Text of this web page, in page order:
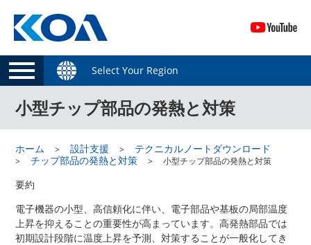
Select Your Region
小型チップ部品の発熱と対策
ホーム 設計支援
テクニカルノートダウンロード
チップ部品の発熱と対策
小型チップ部品の発熱と対策
要約
電子機器の小型、高信頼化に伴い、電子部品や基板の局部温度
上昇を抑えることの重要性が高まっています。高発熱部品では
初期設計段階に温度上昇を予測、対策することが一般化してき